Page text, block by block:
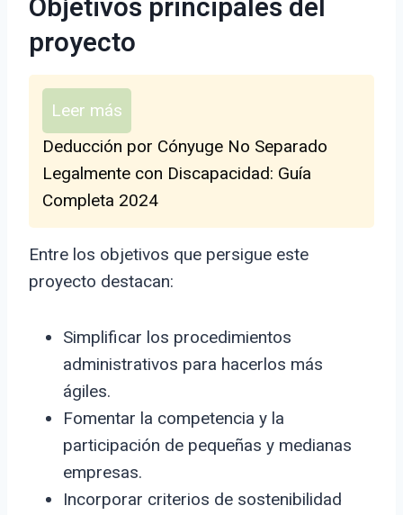
Objetivos principales del
proyecto
Leer más
Deducción por Cónyuge No Separado
Legalmente con Discapacidad: Guía
Completa 2024
Entre los objetivos que persigue este
proyecto destacan:
Simplificar los procedimientos
administrativos para hacerlos más
ágiles.
Fomentar la competencia y la
participación de pequeñas y medianas
empresas.
Incorporar criterios de sostenibilidad